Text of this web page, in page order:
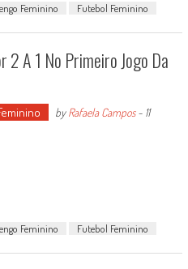
Feminino Futebol Feminino
2 A 1 No Primeiro Jogo Da
byRafaela Campos- 11
Feminino Futebol Feminino